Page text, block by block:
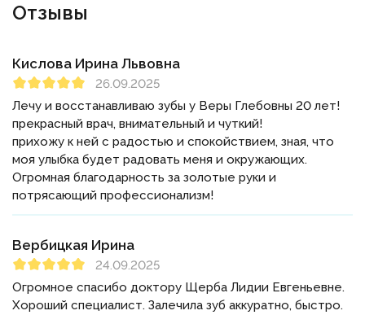
Отзывы
Кислова Ирина Львовна
26.09.2025
Лечу и восстанавливаю зубы у Веры Глебовны 20 лет!
прекрасный врач, внимательный и чуткий!
прихожу к ней с радостью и спокойствием, зная, что
моя улыбка будет радовать меня и окружающих.
Огромная благодарность за золотые руки и
потрясающий профессионализм!
Вербицкая Ирина
24.09.2025
Огромное спасибо доктору Щерба Лидии Евгеньевне.
Хороший специалист. Залечила зуб аккуратно, быстро.